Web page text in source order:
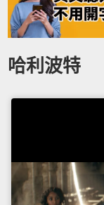
哈利波特